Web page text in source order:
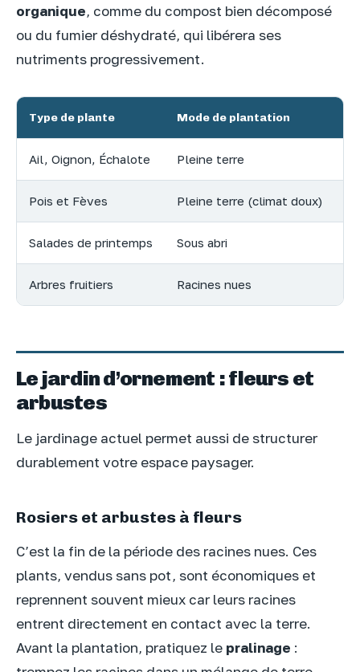
organique, comme du compost bien décomposé
ou du fumier déshydraté, qui libérera ses
nutriments progressivement.
Type de plante Mode de plantation
Ail, Oignon, Échalote Pleine terre
Pois et Fèves Pleine terre (climat doux)
Salades de printemps Sous abri
Arbres fruitiers Racines nues
Le jardin d’ornement : fleurs et
arbustes
Le jardinage actuel permet aussi de structurer
durablement votre espace paysager.
Rosiers et arbustes à fleurs
C’est la fin de la période des racines nues. Ces
plants, vendus sans pot, sont économiques et
reprennent souvent mieux car leurs racines
entrent directement en contact avec la terre.
Avant la plantation, pratiquez le pralinage :